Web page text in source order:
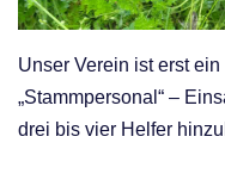
Unser Verein ist erst
„Stammpersonal“ –
drei bis vier Helfer